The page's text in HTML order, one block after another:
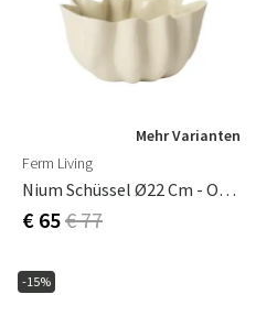
Mehr Varianten
Ferm Living
Nium Schüssel Ø22 Cm - Off-White
€ 65€ 77
-15%